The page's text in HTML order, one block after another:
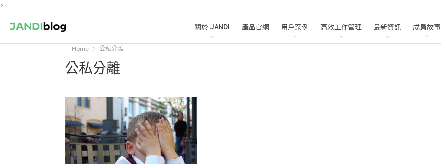
>
關於 JANDI 產品官網 用戶案例 高效工作管理 最新資訊 成員故事
Home 公私分離
公私分離